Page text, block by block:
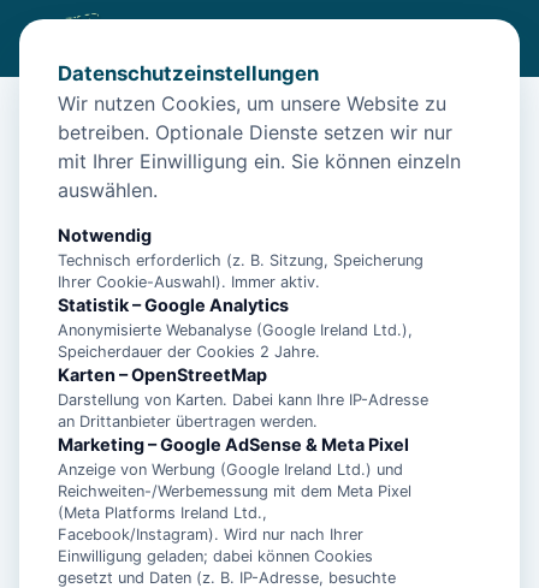
/Unterkünfte /Norden/Ferienwohnung Landegge in Norden
Ferienwohnung Landegge in
26506 Norden
Datenschutzeinstellungen
Wir nutzen Cookies, um unsere Website zu
betreiben. Optionale Dienste setzen wir nur
mit Ihrer Einwilligung ein. Sie können einzeln
auswählen.
Notwendig
Technisch erforderlich (z. B. Sitzung, Speicherung
Ihrer Cookie-Auswahl). Immer aktiv.
Statistik – Google Analytics
Anonymisierte Webanalyse (Google Ireland Ltd.),
Speicherdauer der Cookies 2 Jahre.
Karten – OpenStreetMap
Darstellung von Karten. Dabei kann Ihre IP-Adresse
an Drittanbieter übertragen werden.
Marketing – Google AdSense & Meta Pixel
Anzeige von Werbung (Google Ireland Ltd.) und
Reichweiten-/Werbemessung mit dem Meta Pixel
(Meta Platforms Ireland Ltd.,
Facebook/Instagram). Wird nur nach Ihrer
Einwilligung geladen; dabei können Cookies
gesetzt und Daten (z. B. IP-Adresse, besuchte